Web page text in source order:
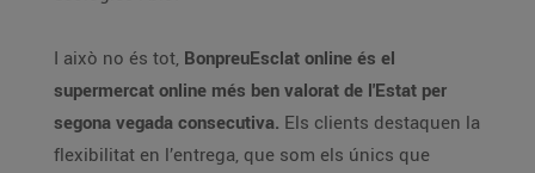
I això no és tot, BonpreuEsclat online és el
supermercat online més ben valorat de l'Estat per
segona vegada consecutiva. Els clients destaquen la
flexibilitat en l’entrega, que som els únics que